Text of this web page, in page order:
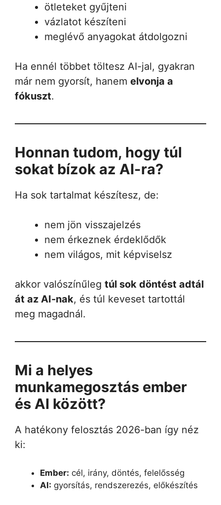
ötleteket gyűjteni
vázlatot készíteni
meglévő anyagokat átdolgozni
Ha ennél többet töltesz AI-jal, gyakran
már nem gyorsít, hanem elvonja a
fókuszt.
Honnan tudom, hogy túl
sokat bízok az AI-ra?
Ha sok tartalmat készítesz, de:
nem jön visszajelzés
nem érkeznek érdeklődők
nem világos, mit képviselsz
akkor valószínűleg túl sok döntést adtál
át az AI-nak, és túl keveset tartottál
meg magadnál.
Mi a helyes
munkamegosztás ember
és AI között?
A hatékony felosztás 2026-ban így néz
ki:
Ember: cél, irány, döntés, felelősség
AI: gyorsítás, rendszerezés, előkészítés